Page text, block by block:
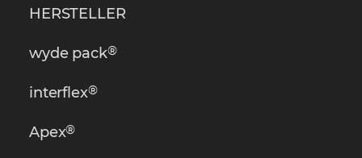
HERSTELLER
wyde pack®
interflex®
Apex®